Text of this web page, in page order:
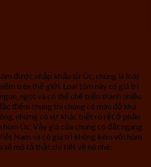
được nhập khẩu từ Úc, chúng là loại
trên thế giới. Loai tôm này có giá trị
ngọt và có thể chế biến thành nhiều
điểm chung thì chúng có màu đỏ khá
nhưng có sự khác biệt rõ rệt ở phần
hùm Úc. Vậy giá của chúng có đắt ngang
Nam và có giá trị không kém với hùm
sẽ mô tả thật chi tiết về nó nhé: